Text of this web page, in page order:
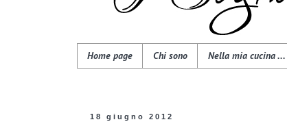
Home page Chi sono Nella mia cucina ...
18 giugno 2012